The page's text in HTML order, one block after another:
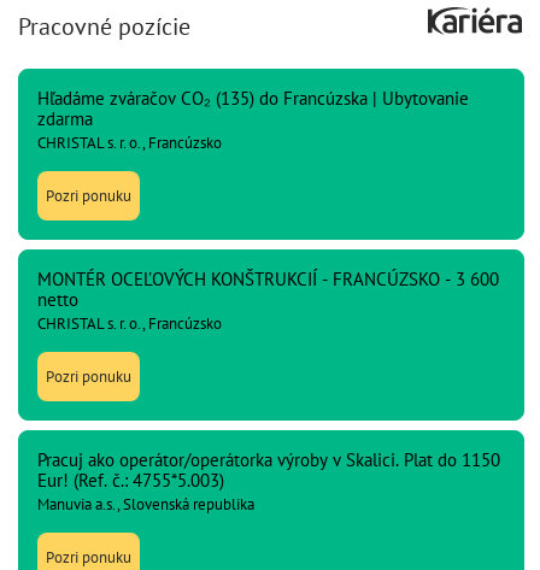
Pracovné pozície
Hľadáme zváračov CO₂ (135) do Francúzska | Ubytovanie
zdarma
CHRISTAL s. r. o., Francúzsko
Pozri ponuku
MONTÉR OCEĽOVÝCH KONŠTRUKCIÍ - FRANCÚZSKO - 3 600
netto
CHRISTAL s. r. o., Francúzsko
Pozri ponuku
Pracuj ako operátor/operátorka výroby v Skalici. Plat do 1150
Eur! (Ref. č.: 4755*5.003)
Manuvia a.s., Slovenská republika
Pozri ponuku